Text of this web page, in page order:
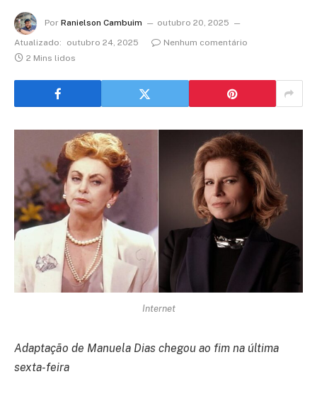
Por Ranielson Cambuim
outubro 20, 2025
Atualizado:
outubro 24, 2025
Nenhum comentário
2 Mins lidos
Internet
Adaptação de Manuela Dias chegou ao fim na última
sexta-feira